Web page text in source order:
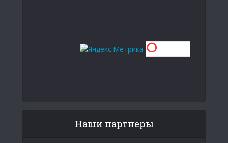
Наши партнеры